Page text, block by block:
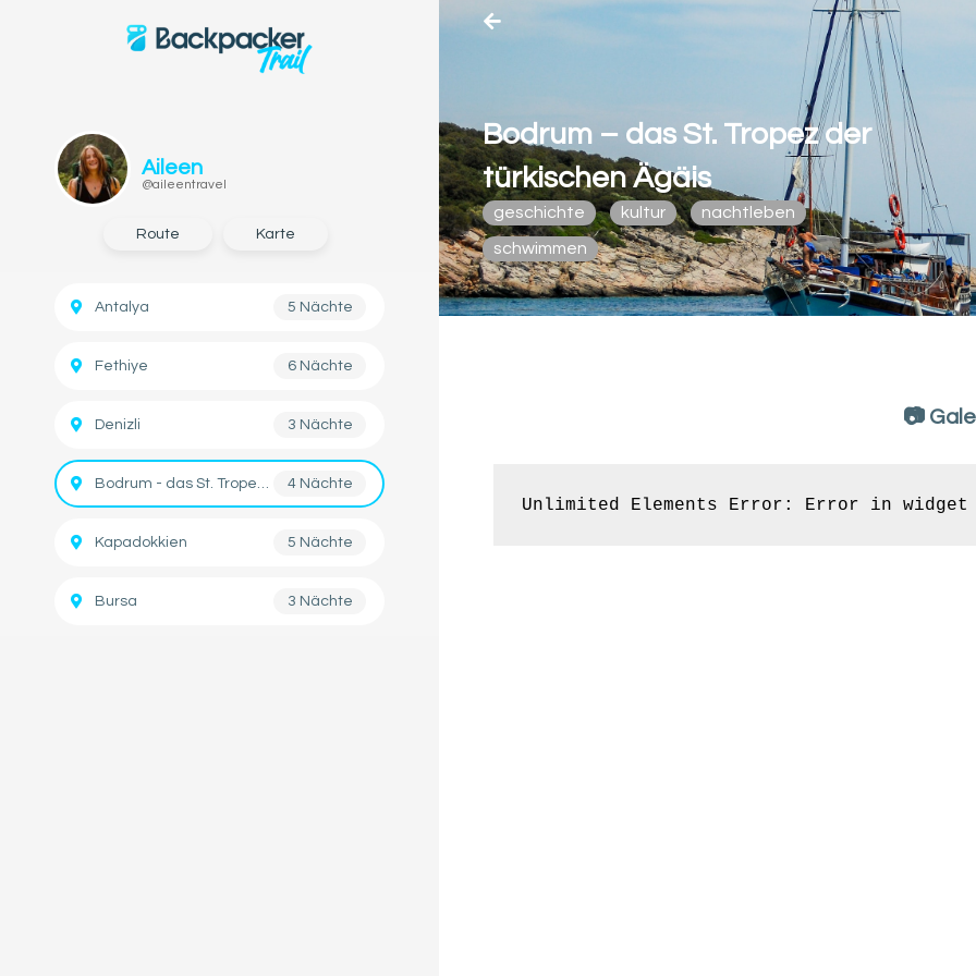
Aileen
@aileentravel
Route Karte
Antalya 5 Nächte
Fethiye 6 Nächte
Denizli 3 Nächte
Bodrum - das St. Tropez der türkischen Ägäis 4 Nächte
Kapadokkien 5 Nächte
Bursa 3 Nächte
Bodrum – das St. Tropez der
türkischen Ägäis
geschichte kultur nachtleben
schwimmen
📷
Unlimited Elements Error: Error in